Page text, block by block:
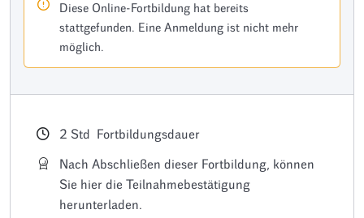
Diese Online-Fortbildung hat bereits
stattgefunden. Eine Anmeldung ist nicht mehr
möglich.
2 Std Fortbildungsdauer
Nach Abschließen dieser Fortbildung, können
Sie hier die Teilnahmebestätigung
herunterladen.